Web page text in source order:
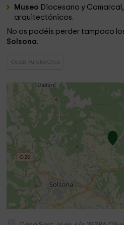
Museo Diocesano y
arquitectónicos.
No os podéis perder tampoco
Solsona.
Casas Rurales Olius